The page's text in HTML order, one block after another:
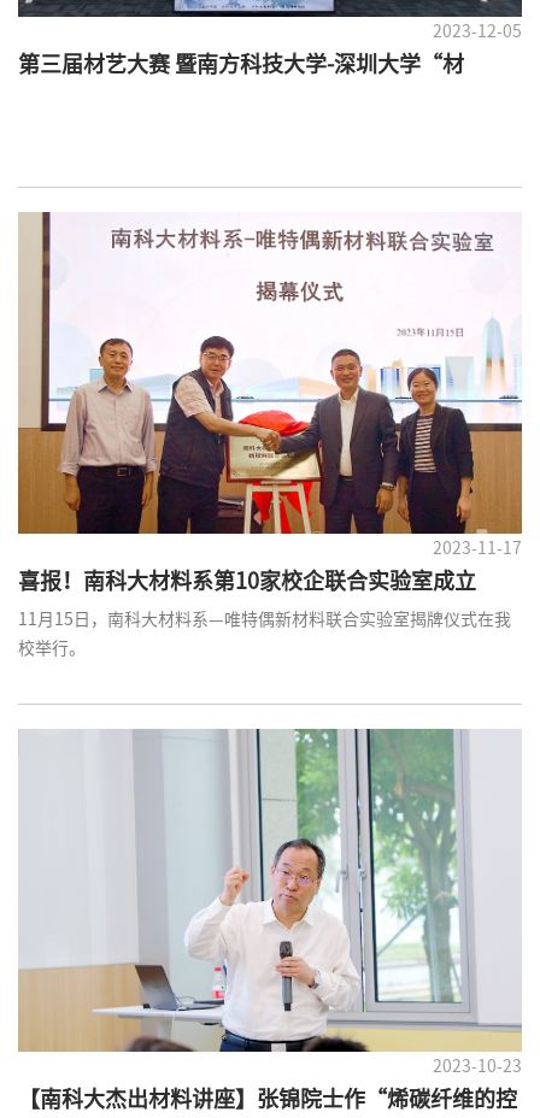
2023-12-05
第三届材艺大赛 暨南方科技大学-深圳大学“材
2023-11-17
喜报！南科大材料系第10家校企联合实验室成立
11月15日，南科大材料系—唯特偶新材料联合实验室揭牌仪式在我
校举行。
2023-10-23
【南科大杰出材料讲座】张锦院士作“烯碳纤维的控